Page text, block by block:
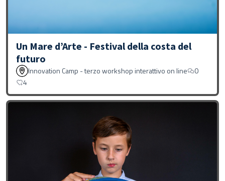
Un Mare d’Arte - Festival della costa del
futuro
Innovation Camp - terzo workshop interattivo on line
0
4